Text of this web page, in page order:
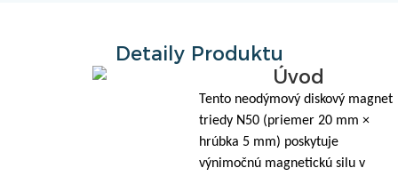
Detaily Produktu
Úvod
Tento neodýmový diskový magnet
triedy N50 (priemer 20 mm ×
hrúbka 5 mm) poskytuje
výnimočnú magnetickú silu v